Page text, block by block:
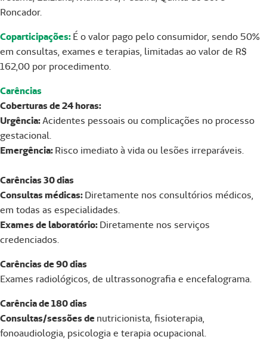
Roncador.
Coparticipações:É o valor pago pelo consumidor, sendo 50%
em consultas, exames e terapias, limitadas ao valor de R$
162,00 por procedimento.
Carências
Coberturas de 24 horas:
Urgência:Acidentes pessoais ou complicações no processo
gestacional.
Emergência:Risco imediato à vida ou lesões irreparáveis.
Carências 30 dias
Consultas médicas:Diretamente nos consultórios médicos,
em todas as especialidades.
Exames de laboratório:Diretamente nos serviços
credenciados.
Carências de 90 dias
Exames radiológicos, de ultrassonografia e encefalograma.
Carência de 180 dias
Consultas/sessões denutricionista, fisioterapia,
fonoaudiologia, psicologia e terapia ocupacional.